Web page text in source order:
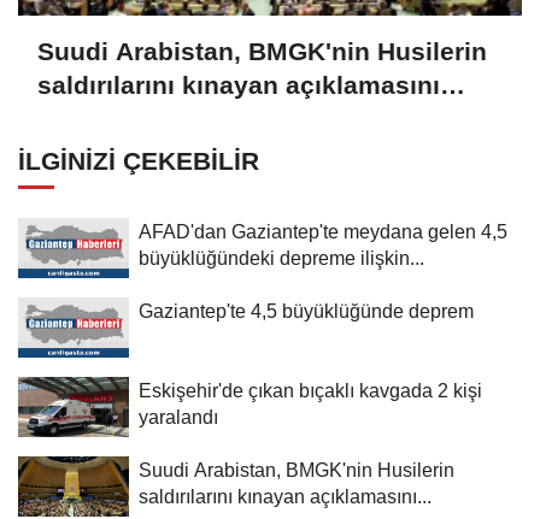
Suudi Arabistan, BMGK'nin Husilerin
saldırılarını kınayan açıklamasını
İLGINIZI ÇEKEBILIR
AFAD'dan Gaziantep'te meydana gelen 4,5
büyüklüğündeki depreme ilişkin...
Gaziantep'te 4,5 büyüklüğünde deprem
Eskişehir'de çıkan bıçaklı kavgada 2 kişi
yaralandı
Suudi Arabistan, BMGK'nin Husilerin
saldırılarını kınayan açıklamasını...